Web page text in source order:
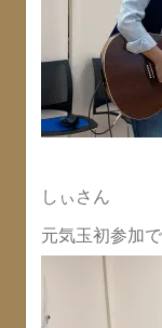
しぃさん
元気玉初参加で